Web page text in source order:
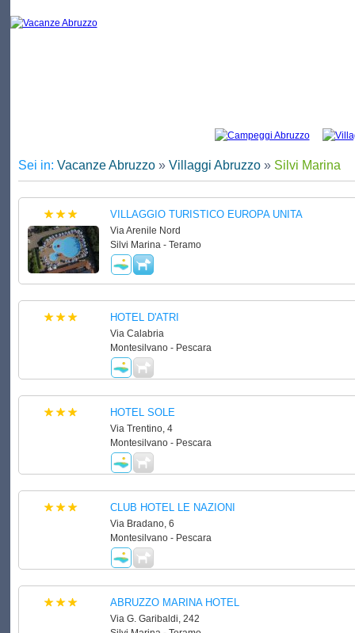
Sei in: Vacanze Abruzzo» Villaggi Abruzzo» Silvi Marina
VILLAGGIO TURISTICO EUROPA UNITA
Via Arenile Nord
Silvi Marina - Teramo
HOTEL D'ATRI
Via Calabria
Montesilvano - Pescara
HOTEL SOLE
Via Trentino, 4
Montesilvano - Pescara
CLUB HOTEL LE NAZIONI
Via Bradano, 6
Montesilvano - Pescara
ABRUZZO MARINA HOTEL
Via G. Garibaldi, 242